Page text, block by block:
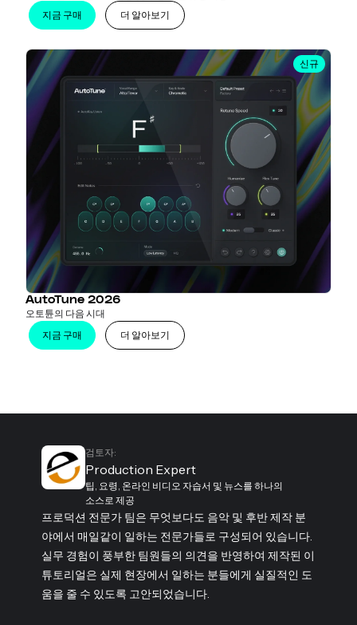
지금 구매
더 알아보기
신규
AutoTune 2026
오토튠의 다음 시대
지금 구매
더 알아보기
검토자:
Production Expert
팁, 요령, 온라인 비디오 자습서 및 뉴스를 하나의
소스로 제공
프로덕션 전문가 팀은 무엇보다도 음악 및 후반 제작 분
야에서 매일같이 일하는 전문가들로 구성되어 있습니다.
실무 경험이 풍부한 팀원들의 의견을 반영하여 제작된 이
튜토리얼은 실제 현장에서 일하는 분들에게 실질적인 도
움을 줄 수 있도록 고안되었습니다.